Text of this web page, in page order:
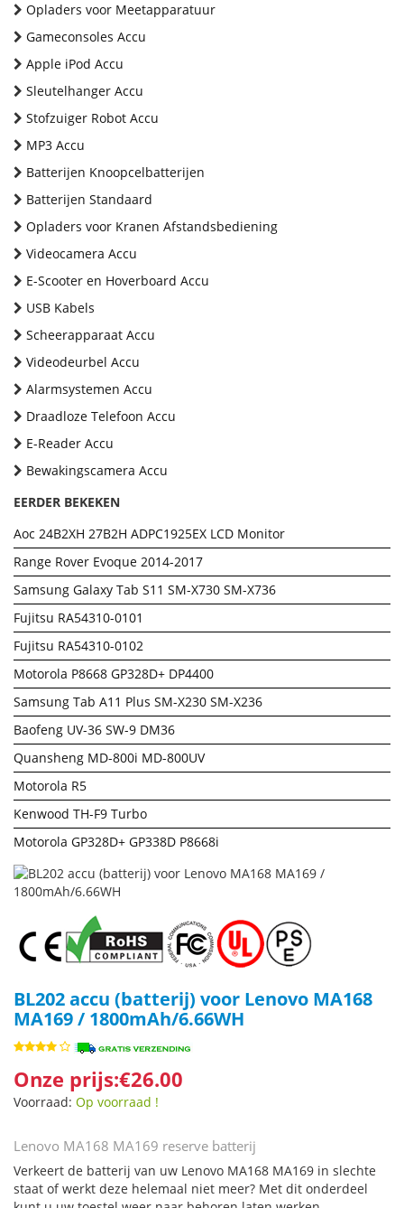
Opladers voor Meetapparatuur
Gameconsoles Accu
Apple iPod Accu
Sleutelhanger Accu
Stofzuiger Robot Accu
MP3 Accu
Batterijen Knoopcelbatterijen
Batterijen Standaard
Opladers voor Kranen Afstandsbediening
Videocamera Accu
E-Scooter en Hoverboard Accu
USB Kabels
Scheerapparaat Accu
Videodeurbel Accu
Alarmsystemen Accu
Draadloze Telefoon Accu
E-Reader Accu
Bewakingscamera Accu
EERDER BEKEKEN
Aoc 24B2XH 27B2H ADPC1925EX LCD Monitor
Range Rover Evoque 2014-2017
Samsung Galaxy Tab S11 SM-X730 SM-X736
Fujitsu RA54310-0101
Fujitsu RA54310-0102
Motorola P8668 GP328D+ DP4400
Samsung Tab A11 Plus SM-X230 SM-X236
Baofeng UV-36 SW-9 DM36
Quansheng MD-800i MD-800UV
Motorola R5
Kenwood TH-F9 Turbo
Motorola GP328D+ GP338D P8668i
BL202 accu (batterij) voor Lenovo MA168
MA169 / 1800mAh/6.66WH
Onze prijs:€26.00
Voorraad: Op voorraad !
Lenovo MA168 MA169 reserve batterij
Verkeert de batterij van uw Lenovo MA168 MA169 in slechte
staat of werkt deze helemaal niet meer? Met dit onderdeel